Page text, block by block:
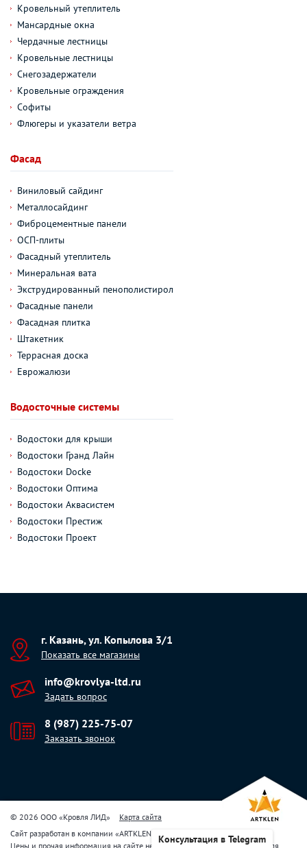
Кровельный утеплитель
Мансардные окна
Чердачные лестницы
Кровельные лестницы
Снегозадержатели
Кровельные ограждения
Софиты
Флюгеры и указатели ветра
Фасад
Виниловый сайдинг
Металлосайдинг
Фиброцементные панели
ОСП-плиты
Фасадный утеплитель
Минеральная вата
Экструдированный пенополистирол
Фасадные панели
Фасадная плитка
Штакетник
Террасная доска
Еврожалюзи
Водосточные системы
Водостоки для крыши
Водостоки Гранд Лайн
Водостоки Docke
Водостоки Оптима
Водостоки Аквасистем
Водостоки Престиж
Водостоки Проект
г. Казань, ул. Копылова 3/1
Показать все магазины
info@krovlya-ltd.ru
Задать вопрос
8 (987) 225-75-07
Заказать звонок
© 2026 ООО «Кровля ЛИД»
Карта сайта
Сайт разработан в компании «ARTKLEN
Цены и прочая информация на сайте не являются публичной офертой. Для
Консультация в Telegram